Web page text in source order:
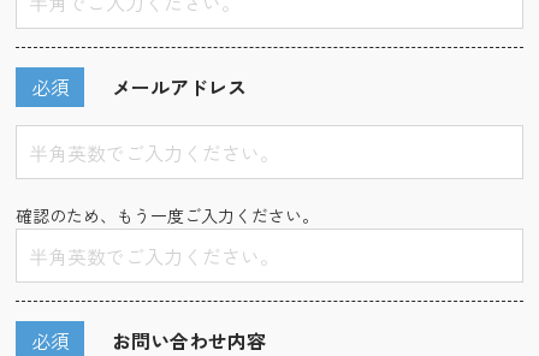
メールアドレス
必須
確認のため、もう一度ご入力ください。
お問い合わせ内容
必須